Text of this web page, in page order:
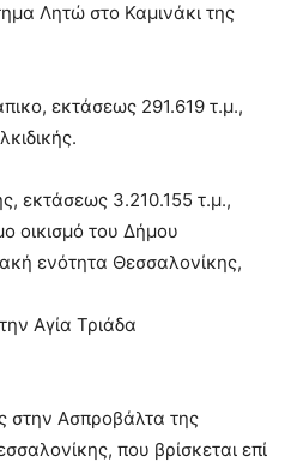
Λητώ στο Καμινάκι της
εκτάσεως 291.619 τ.μ.,
εκτάσεως 3.210.155 τ.μ.,
οικισμό του Δήμου
ενότητα Θεσσαλονίκης,
Αγία Τριάδα
στην Ασπροβάλτα της
που βρίσκεται επί